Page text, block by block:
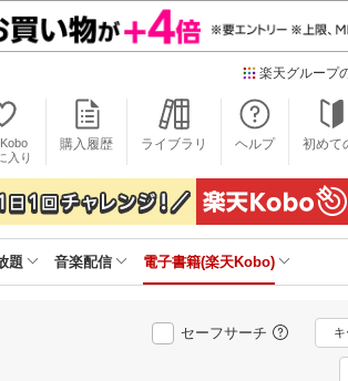
楽天グループ
本/ゲ
楽天ブッ
電子書籍
楽天Kobo
雑誌読
楽天ミュ
動画配
楽天TV
動画
入り
購入履歴 ライブラリ ヘルプ 初めて
題 音楽配信 電子書籍(楽天Kobo)
セーフサーチ